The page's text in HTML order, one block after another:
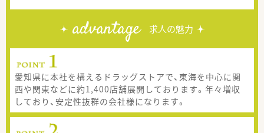
advantage 求人の魅力
愛知県に本社を構えるドラッグストアで、東海を中心に関
西や関東などに約1,400店舗展開しております。年々増収
しており、安定性抜群の会社様になります。